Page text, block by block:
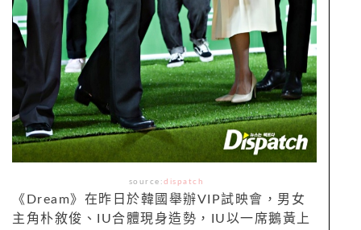
source: dispatch
《Dream》在昨日於韓國舉辦VIP試映會，男女
主角朴敘俊、IU合體現身造勢，IU以一席鵝黃上